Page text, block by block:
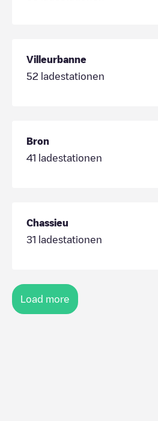
Villeurbanne
52 ladestationen
Bron
41
ladestationen
Chassieu
31
ladestationen
Load more